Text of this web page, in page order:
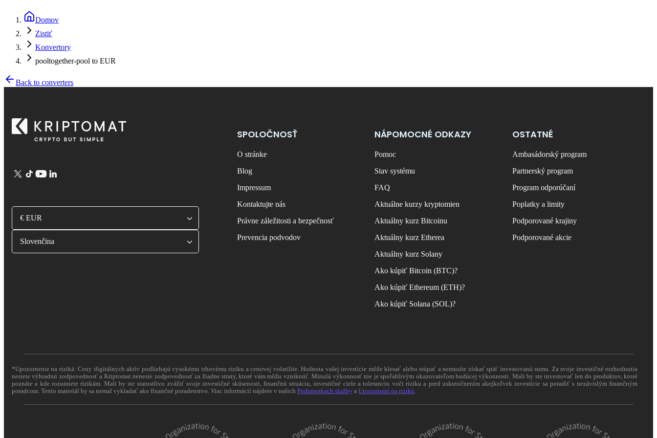
Domov
Zistiť
Konvertory
pooltogether-pool to EUR
Back to converters
€ EUR
Slovenčina
SPOLOČNOSŤ
O stránke
Blog
Impressum
Kontaktujte nás
Právne záležitosti a bezpečnosť
Prevencia podvodov
NÁPOMOCNÉ ODKAZY
Pomoc
Stav systému
FAQ
Aktuálne kurzy kryptomien
Aktuálny kurz Bitcoinu
Aktuálny kurz Etherea
Aktuálny kurz Solany
Ako kúpiť Bitcoin (BTC)?
Ako kúpiť Ethereum (ETH)?
Ako kúpiť Solana (SOL)?
OSTATNÉ
Ambasádorský program
Partnerský program
Program odporúčaní
Poplatky a limity
Podporované krajiny
Podporované akcie
*Upozornenie na riziká: Ceny digitálnych aktív podliehajú vysokému trhovému riziku a cenovej volatilite. Hodnota vašej investície môže klesať alebo stúpať a nemusíte získať späť investovanú sumu. Za svoje investičné rozhodnutia
nesiete výhradnú zodpovednosť a Kriptomat nenesie zodpovednosť za žiadne straty, ktoré vám môžu vzniknúť. Minulá výkonnosť nie je spoľahlivým ukazovateľom budúcej výkonnosti. Mali by ste investovať len do produktov, ktoré
poznáte a kde rozumiete rizikám. Mali by ste starostlivo zvážiť svoje investičné skúsenosti, finančnú situáciu, investičné ciele a toleranciu voči riziku a pred uskutočnením akejkoľvek investície sa poradiť s nezávislým finančným
poradcom. Tento materiál by sa nemal vykladať ako finančné poradenstvo. Viac informácií nájdete v našich Podmienkach služby a Upozornení na riziká